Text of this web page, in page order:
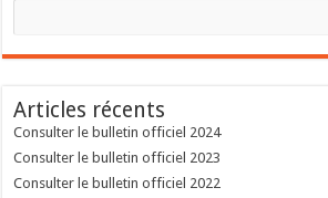
Articles récents
Consulter le bulletin officiel 2024
Consulter le bulletin officiel 2023
Consulter le bulletin officiel 2022